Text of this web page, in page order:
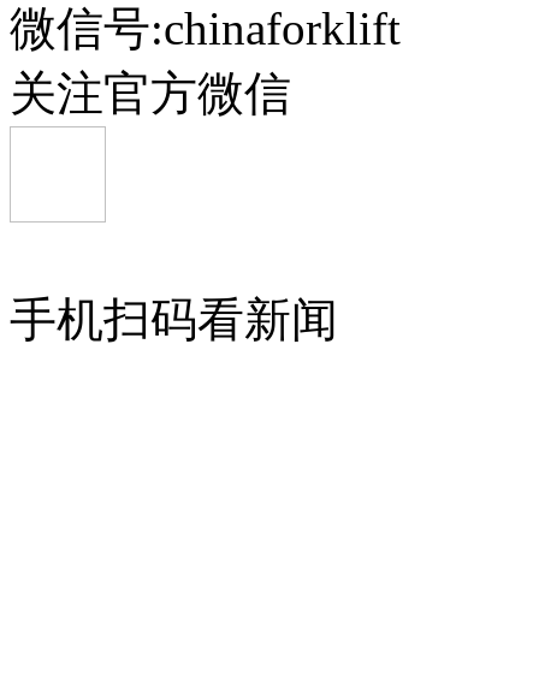
微信号:chinaforklift
关注官方微信
手机扫码看新闻